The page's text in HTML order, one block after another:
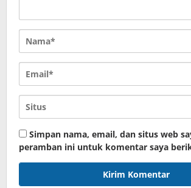
Simpan nama, email, dan situs web
peramban ini untuk komentar saya